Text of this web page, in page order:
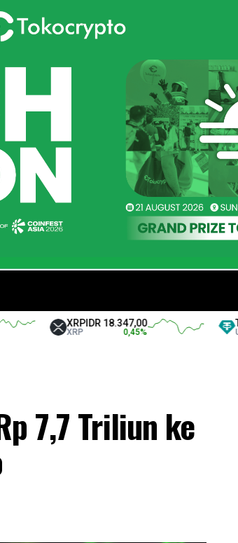
XRP IDR 18.347,00
0,45
Tether
USDT
7,7 Triliun ke